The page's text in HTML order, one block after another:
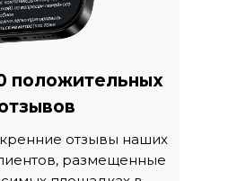
отзывы наших
размещенные
положительных